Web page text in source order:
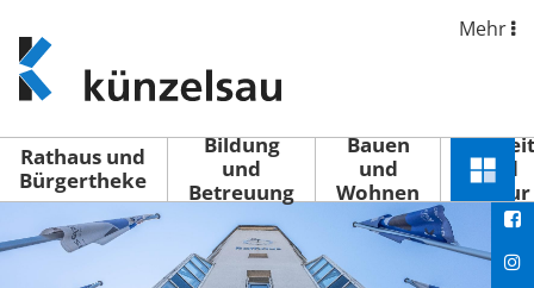
www.kuenzelsau.de
(zur
Startseite)
Mehr
Rathaus und
Bürgertheke
Bildung
und
Betreuung
Bauen
und
Wohnen
Freizeit
und
Kultur
Menü